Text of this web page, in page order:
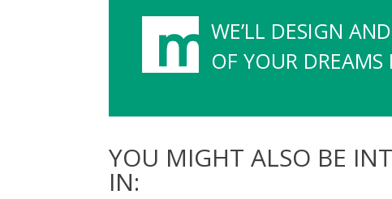
WE’LL DESIGN
OF YOUR
YOU MIGHT ALSO BE
IN: